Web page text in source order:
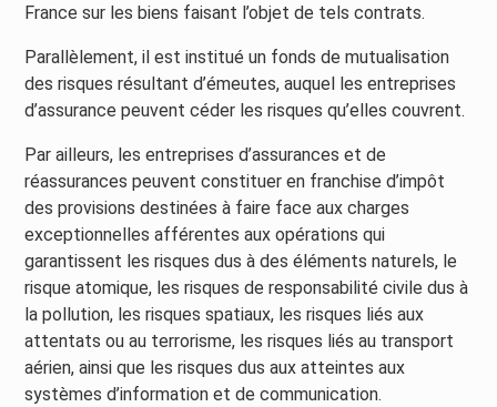
France sur les biens faisant l’objet de tels contrats.
Parallèlement, il est institué un fonds de mutualisation
des risques résultant d’émeutes, auquel les entreprises
d’assurance peuvent céder les risques qu’elles couvrent.
Par ailleurs, les entreprises d’assurances et de
réassurances peuvent constituer en franchise d’impôt
des provisions destinées à faire face aux charges
exceptionnelles afférentes aux opérations qui
garantissent les risques dus à des éléments naturels, le
risque atomique, les risques de responsabilité civile dus à
la pollution, les risques spatiaux, les risques liés aux
attentats ou au terrorisme, les risques liés au transport
aérien, ainsi que les risques dus aux atteintes aux
systèmes d’information et de communication.